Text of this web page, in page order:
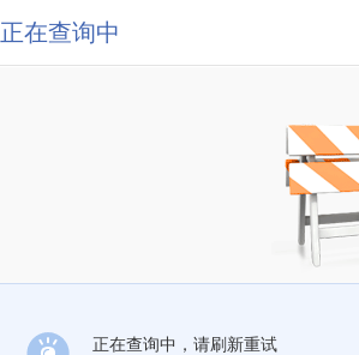
正在查询中
正在查询中，请刷新重试